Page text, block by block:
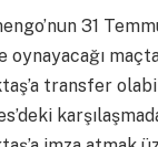
31
oynayacağı
transfer